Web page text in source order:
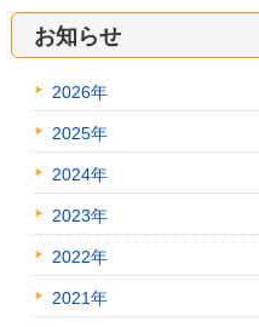
お知らせ
2026年
2025年
2024年
2023年
2022年
2021年